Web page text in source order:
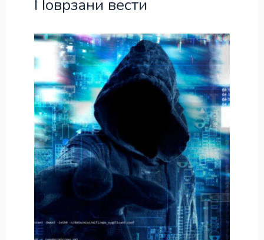
Поврзани вести